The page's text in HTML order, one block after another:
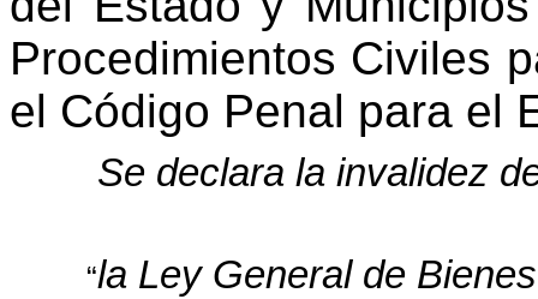
Procedimientos Civiles
el Código Penal para el
Se declara la invalidez
“la Ley General de